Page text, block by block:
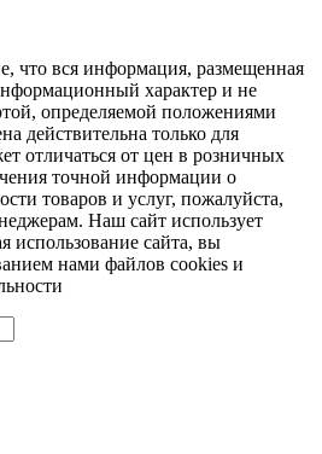
что вся информация, размещенная
характер и не
определяемой положениями
действительна только для
отличаться от цен в розничных
точной информации о
товаров и услуг, пожалуйста,
Наш сайт использует
использование сайта, вы
нами файлов cookies и